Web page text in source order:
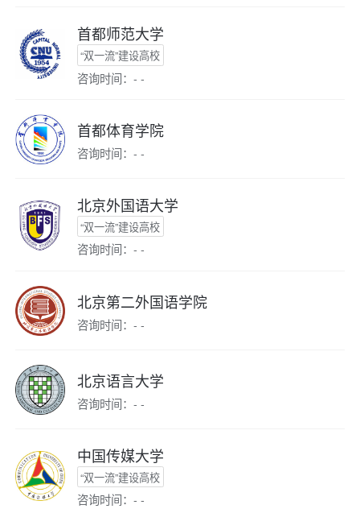
首都师范大学
“双一流”建设高校
咨询时间：- -
首都体育学院
咨询时间：- -
北京外国语大学
“双一流”建设高校
咨询时间：- -
北京第二外国语学院
咨询时间：- -
北京语言大学
咨询时间：- -
中国传媒大学
“双一流”建设高校
咨询时间：- -